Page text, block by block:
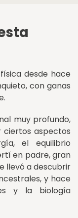
desde hace
con ganas
muy profundo,
ciertos aspectos
el equilibrio
en padre, gran
llevó a descubrir
y hace
y la biología